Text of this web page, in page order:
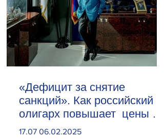
«Дефицит за снятие
санкций». Как российский
олигарх повышает цены на
сливочное масло
17.07 06.02.2025